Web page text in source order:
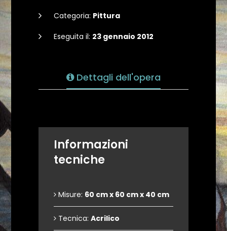
Categoria: Pittura
Eseguita il: 23 gennaio 2012
Dettagli dell'opera
Informazioni
tecniche
Misure: 60 cm x 60 cm x 40 cm
Tecnica: Acrilico